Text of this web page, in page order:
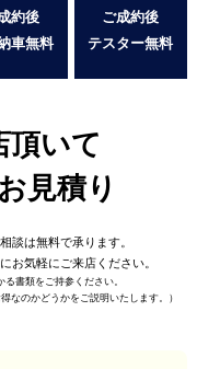
約後
車無料
ご成約後
テスター無料
頂いて
見積り
談は無料で承ります。
お気軽にご来店ください。
る書類をご持参ください。
なのかどうかをご説明いたします。）